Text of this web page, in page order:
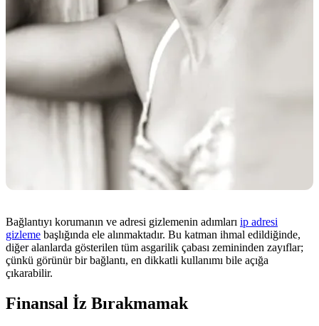
Bağlantıyı korumanın ve adresi gizlemenin adımları ip adresi
gizleme başlığında ele alınmaktadır. Bu katman ihmal edildiğinde,
diğer alanlarda gösterilen tüm asgarilik çabası zemininden zayıflar;
çünkü görünür bir bağlantı, en dikkatli kullanımı bile açığa
çıkarabilir.
Finansal İz Bırakmamak